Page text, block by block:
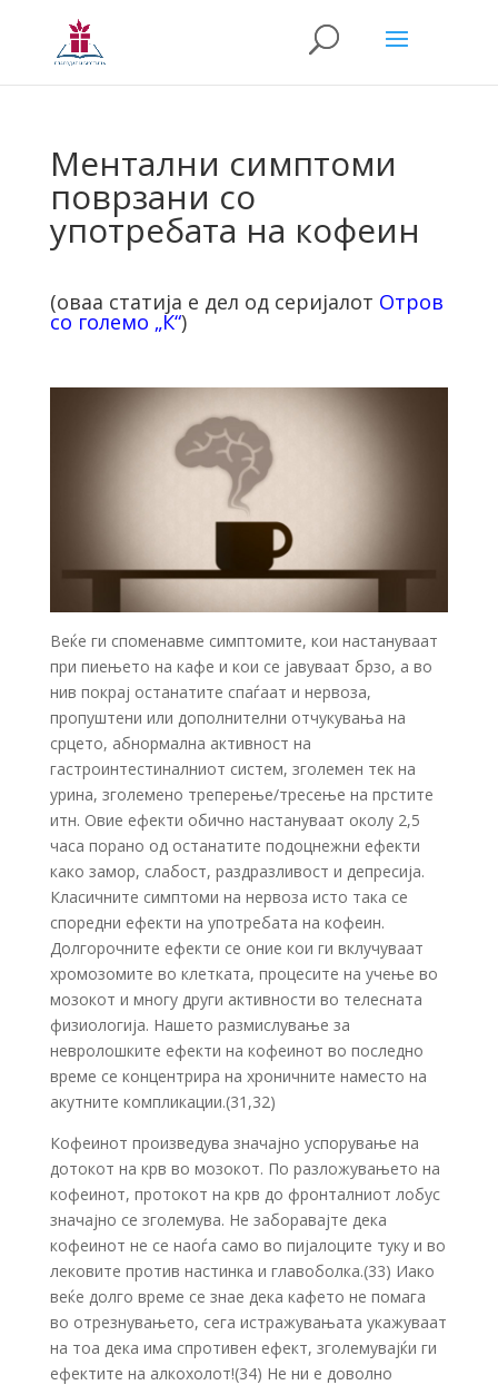
Ментални симптоми
поврзани со
употребата на кофеин
(оваа статија е дел од серијалот Отров
со големо „К“)
Веќе ги споменавме симптомите, кои настануваат
при пиењето на кафе и кои се јавуваат брзо, а во
нив покрај останатите спаѓаат и нервоза,
пропуштени или дополнителни отчукувања на
срцето, абнормална активност на
гастроинтестиналниот систем, зголемен тек на
урина, зголемено треперење/тресење на прстите
итн. Овие ефекти обично настануваат околу 2,5
часа порано од останатите подоцнежни ефекти
како замор, слабост, раздразливост и депресија.
Класичните симптоми на нервоза исто така се
споредни ефекти на употребата на кофеин.
Долгорочните ефекти се оние кои ги вклучуваат
хромозомите во клетката, процесите на учење во
мозокот и многу други активности во телесната
физиологија. Нашето размислување за
невролошките ефекти на кофеинот во последно
време се концентрира на хроничните наместо на
акутните компликации.(31,32)
Кофеинот произведува значајно успорување на
дотокот на крв во мозокот. По разложувањето на
кофеинот, протокот на крв до фронталниот лобус
значајно се зголемува. Не заборавајте дека
кофеинот не се наоѓа само во пијалоците туку и во
лековите против настинка и главоболка.(33) Иако
веќе долго време се знае дека кафето не помага
во отрезнувањето, сега истражувањата укажуваат
на тоа дека има спротивен ефект, зголемувајќи ги
ефектите на алкохолот!(34) Не ни е доволно